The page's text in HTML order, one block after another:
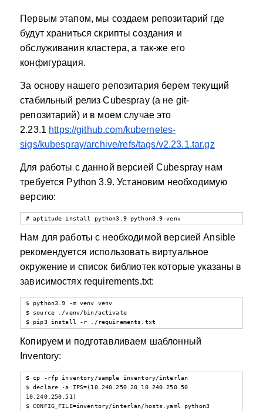
Первым этапом, мы создаем репозитарий где
будут храниться скрипты создания и
обслуживания кластера, а так-же его
конфигурация.
За основу нашего репозитария берем текущий
стабильный релиз Cubespray (а не git-
репозитарий) и в моем случае это
2.23.1 https://github.com/kubernetes-
sigs/kubespray/archive/refs/tags/v2.23.1.tar.gz
Для работы с данной версией Cubespray нам
требуется Python 3.9. Установим необходимую
версию:
# aptitude install python3.9 python3.9-venv
Нам для работы с необходимой версией Ansible
рекомендуется использовать виртуальное
окружение и список библиотек которые указаны в
зависимостях requirements.txt:
$ python3.9 -m venv venv
$ source ./venv/bin/activate
$ pip3 install -r ./requirements.txt
Копируем и подготавливаем шаблонный
Inventory:
$ cp -rfp inventory/sample inventory/interlan
$ declare -a IPS=(10.240.250.20 10.240.250.50
10.240.250.51)
$ CONFIG_FILE=inventory/interlan/hosts.yaml python3